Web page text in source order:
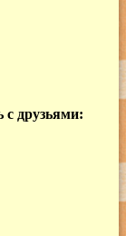
с друзьями: